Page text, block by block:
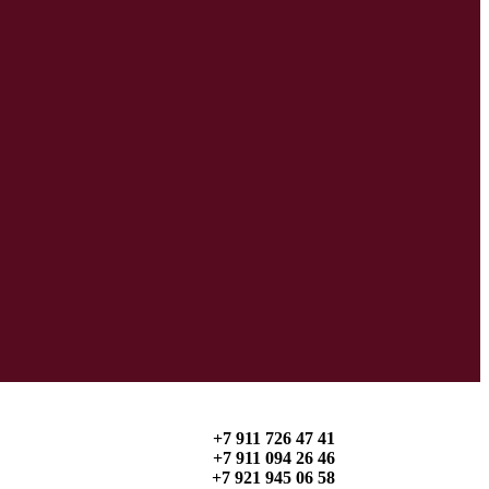
+7 911 726 47 41
+7 911 094 26 46
+7 921 945 06 58